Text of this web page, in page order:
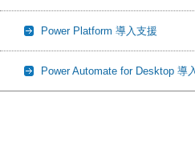
Power Platform 導入支援
Power Automate for Desktop 導